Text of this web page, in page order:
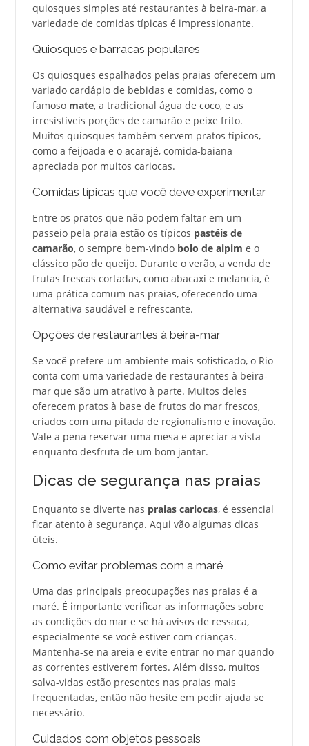
quiosques simples até restaurantes à beira-mar, a
variedade de comidas típicas é impressionante.
Quiosques e barracas populares
Os quiosques espalhados pelas praias oferecem um
variado cardápio de bebidas e comidas, como o
famoso mate, a tradicional água de coco, e as
irresistíveis porções de camarão e peixe frito.
Muitos quiosques também servem pratos típicos,
como a feijoada e o acarajé, comida-baiana
apreciada por muitos cariocas.
Comidas típicas que você deve experimentar
Entre os pratos que não podem faltar em um
passeio pela praia estão os típicos pastéis de
camarão, o sempre bem-vindo bolo de aipim e o
clássico pão de queijo. Durante o verão, a venda de
frutas frescas cortadas, como abacaxi e melancia, é
uma prática comum nas praias, oferecendo uma
alternativa saudável e refrescante.
Opções de restaurantes à beira-mar
Se você prefere um ambiente mais sofisticado, o Rio
conta com uma variedade de restaurantes à beira-
mar que são um atrativo à parte. Muitos deles
oferecem pratos à base de frutos do mar frescos,
criados com uma pitada de regionalismo e inovação.
Vale a pena reservar uma mesa e apreciar a vista
enquanto desfruta de um bom jantar.
Dicas de segurança nas praias
Enquanto se diverte nas praias cariocas, é essencial
ficar atento à segurança. Aqui vão algumas dicas
úteis.
Como evitar problemas com a maré
Uma das principais preocupações nas praias é a
maré. É importante verificar as informações sobre
as condições do mar e se há avisos de ressaca,
especialmente se você estiver com crianças.
Mantenha-se na areia e evite entrar no mar quando
as correntes estiverem fortes. Além disso, muitos
salva-vidas estão presentes nas praias mais
frequentadas, então não hesite em pedir ajuda se
necessário.
Cuidados com objetos pessoais